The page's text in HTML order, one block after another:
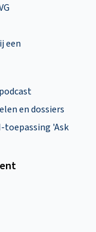
een
en dossiers
toepassing 'Ask